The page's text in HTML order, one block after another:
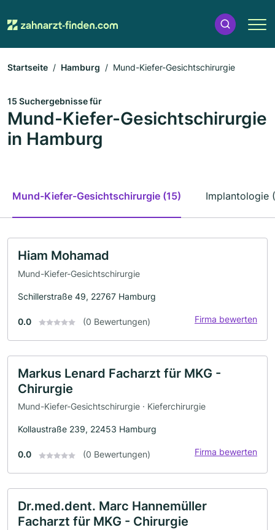
Startseite Hamburg Mund-Kiefer-Gesichtschirurgie
15 Suchergebnisse für
Mund-Kiefer-Gesichtschirurgie
in Hamburg
Mund-Kiefer-Gesichtschirurgie (15) Implantologie
Hiam Mohamad
Mund-Kiefer-Gesichtschirurgie
Schillerstraße 49, 22767 Hamburg
0.0 (0 Bewertungen) Firma bewerten
Markus Lenard Facharzt für MKG -
Chirurgie
Mund-Kiefer-Gesichtschirurgie · Kieferchirurgie
Kollaustraße 239, 22453 Hamburg
0.0 (0 Bewertungen) Firma bewerten
Dr.med.dent. Marc Hannemüller
Facharzt für MKG - Chirurgie